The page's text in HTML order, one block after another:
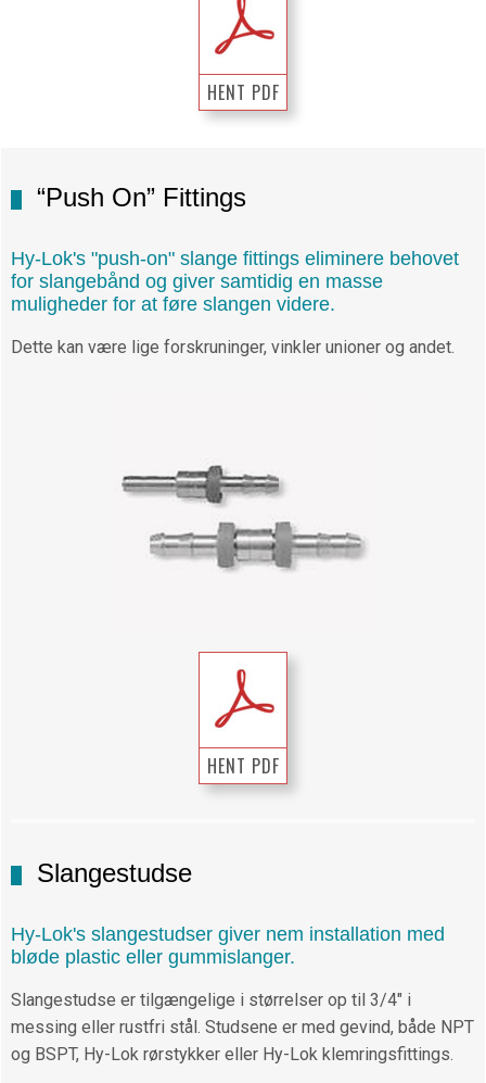
HENT PDF
“Push On” Fittings
Hy-Lok's "push-on" slange fittings eliminere behovet
for slangebånd og giver samtidig en masse
muligheder for at føre slangen videre.
Dette kan være lige forskruninger, vinkler unioner og andet.
HENT PDF
Slangestudse
Hy-Lok's slangestudser giver nem installation med
bløde plastic eller gummislanger.
Slangestudse er tilgængelige i størrelser op til 3/4" i
messing eller rustfri stål. Studsene er med gevind, både NPT
og BSPT, Hy-Lok rørstykker eller Hy-Lok klemringsfittings.